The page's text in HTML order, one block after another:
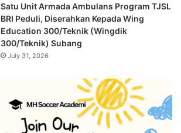
Satu Unit Armada Ambulans Program TJSL
BRI Peduli, Diserahkan Kepada Wing
Education 300/Teknik (Wingdik
300/Teknik) Subang
July 31, 2026